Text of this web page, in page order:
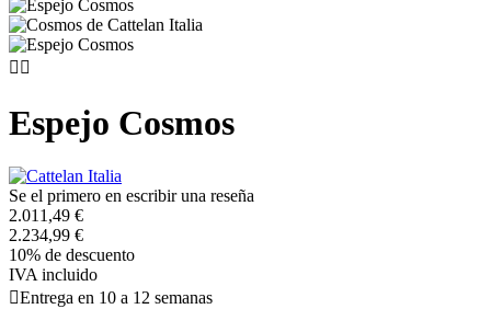
 
Espejo Cosmos
Se el primero en escribir una reseña
2.011,49 €
2.234,99 €
10% de descuento
IVA incluido
Entrega en 10 a 12 semanas